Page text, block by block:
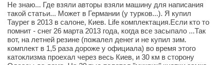
Не знаю... Где взяли авторы взяли машину для написания
такой статьи... Может в Германии (у турков...). Я купил
Таурег в 2013 в салоне, Киев. Life комплектация.Если кто то
помнит - снег 26 марта 2013 года, когда все засыпало ...Так
вот, на летней резине (пожалел денег и не купил зим.
комплект в 1,5 раза дороже у официала) во время этого
катоклизма проехал через весь Киев, и 30 км в сторону